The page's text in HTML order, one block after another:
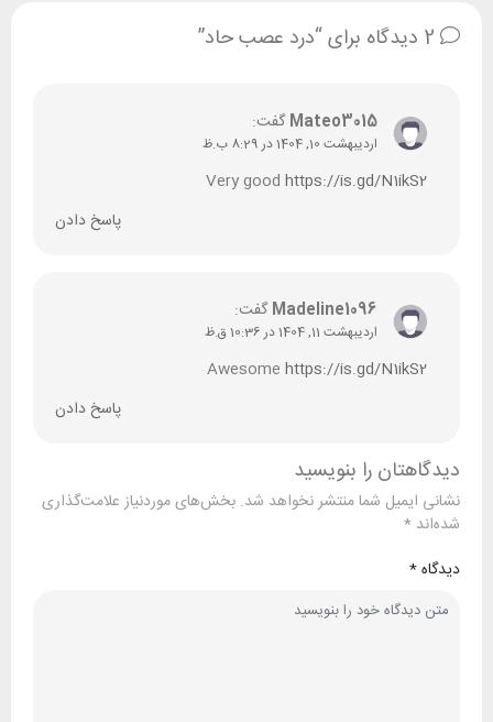
Mateo3015 گفت:
اردیبهشت 10, 1404 در 8:29 ب.ظ
Very good https://is.gd/N1ikS2
پاسخ دادن
Madeline1096 گفت:
اردیبهشت 11, 1404 در 10:36 ق.ظ
Awesome https://is.gd/N1ikS2
پاسخ دادن
دیدگاهتان را بنویسید
نشانی ایمیل شما منتشر نخواهد شد. بخش‌های موردنیاز علامت‌گذاری
شده‌اند *
دیدگاه*